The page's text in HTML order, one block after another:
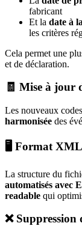
fabricant
Et la date à
les critères
Cela permet une
et de déclaration.
🧾 Mise à jour
Les nouveaux
harmonisée des
🖥️ Format
La structure du
automatisés avec
readable qui
❌